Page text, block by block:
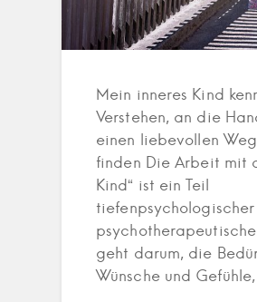
Mein inneres Kind
Verstehen, an die
einen liebevollen
finden Die Arbeit mit
Kind“ ist ein Teil
tiefenpsychologischer
geht darum, die
Wünsche und